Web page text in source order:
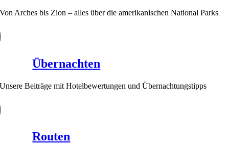
Von Arches bis Zion – alles über die amerikanischen National Parks
Übernachten
Unsere Beiträge mit Hotelbewertungen und Übernachtungstipps
Routen